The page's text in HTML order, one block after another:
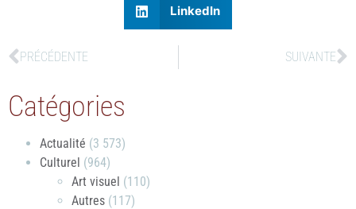
LinkedIn
PRÉCÉDENTE SUIVANTE
Catégories
Actualité (3 573)
Culturel (964)
Art visuel (110)
Autres (117)